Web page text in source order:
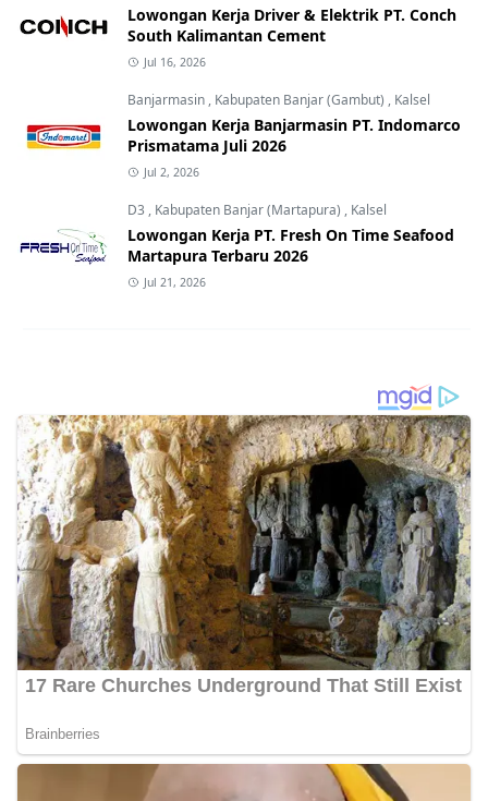
Lowongan Kerja Driver & Elektrik PT. Conch
South Kalimantan Cement
Jul 16, 2026
Banjarmasin , Kabupaten Banjar (Gambut) , Kalsel
Lowongan Kerja Banjarmasin PT. Indomarco
Prismatama Juli 2026
Jul 2, 2026
D3 , Kabupaten Banjar (Martapura) , Kalsel
Lowongan Kerja PT. Fresh On Time Seafood
Martapura Terbaru 2026
Jul 21, 2026